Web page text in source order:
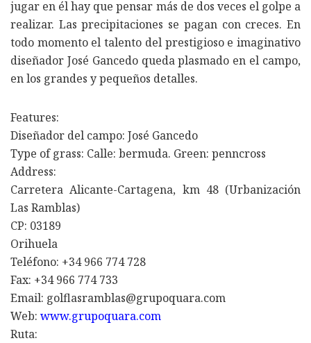
jugar en él hay que pensar más de dos veces el golpe a
realizar. Las precipitaciones se pagan con creces. En
todo momento el talento del prestigioso e imaginativo
diseñador José Gancedo queda plasmado en el campo,
en los grandes y pequeños detalles.
Features:
Diseñador del campo: José Gancedo
Type of grass: Calle: bermuda. Green: penncross
Address:
Carretera Alicante-Cartagena, km 48 (Urbanización
Las Ramblas)
CP: 03189
Orihuela
Teléfono: +34 966 774 728
Fax: +34 966 774 733
Email: golflasramblas@grupoquara.com
Web: www.grupoquara.com
Ruta: